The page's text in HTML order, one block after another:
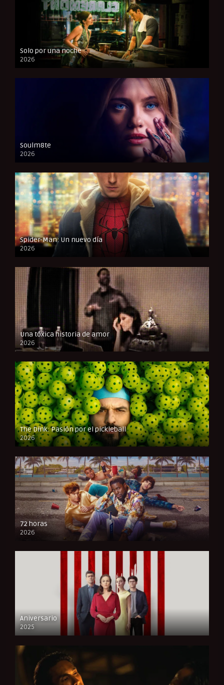
Solo por una noche
2026
CAM
Soulm8te
2026
FULL HD
Spider-Man: Un nuevo día
2026
CAM
Una tóxica historia de amor
2026
FULL HD
The Dink: Pasión por el pickleball
2026
FULL HD
72 horas
2026
FULL HD
Aniversario
2025
FULL HD